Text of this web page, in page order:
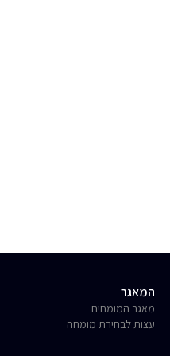
המאגר
מאגר המומחים
עצות לבחירת מומחה